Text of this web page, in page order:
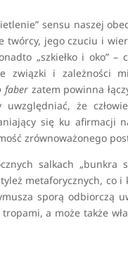
sensu naszej
jego czuciu i
„szkiełko i oko”
związki i zależności
faber zatem powinna
że
się ku afirmacji
zrównoważonego
salkach „bunkra
metaforycznych, co i
sporą odbiorczą
a może także